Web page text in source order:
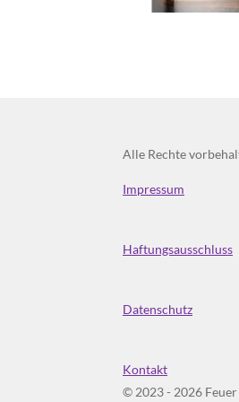
Alle Rechte
Impressum
Haftungsausschluss
Datenschutz
Kontakt
© 2023 - 2026 Feuer